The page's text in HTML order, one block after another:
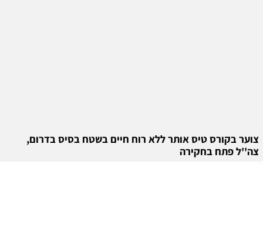
צוער בקורס טיס אותר ללא רוח חיים בשטח בסיס בדרום,
צה''ל פתח בחקירה